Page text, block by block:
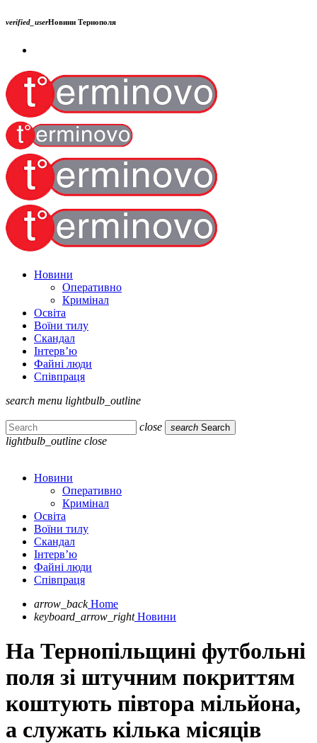
verified_userНовини Тернополя
Новини
Оперативно
Кримінал
Освіта
Воїни тилу
Скандал
Інтерв’ю
Файні люди
Співпраця
search menu lightbulb_outline
close search Search
lightbulb_outline close
Новини
Оперативно
Кримінал
Освіта
Воїни тилу
Скандал
Інтерв’ю
Файні люди
Співпраця
arrow_back Home
keyboard_arrow_right Новини
На Тернопільщині футбольні
поля зі штучним покриттям
коштують півтора мільйона,
а служать кілька місяців